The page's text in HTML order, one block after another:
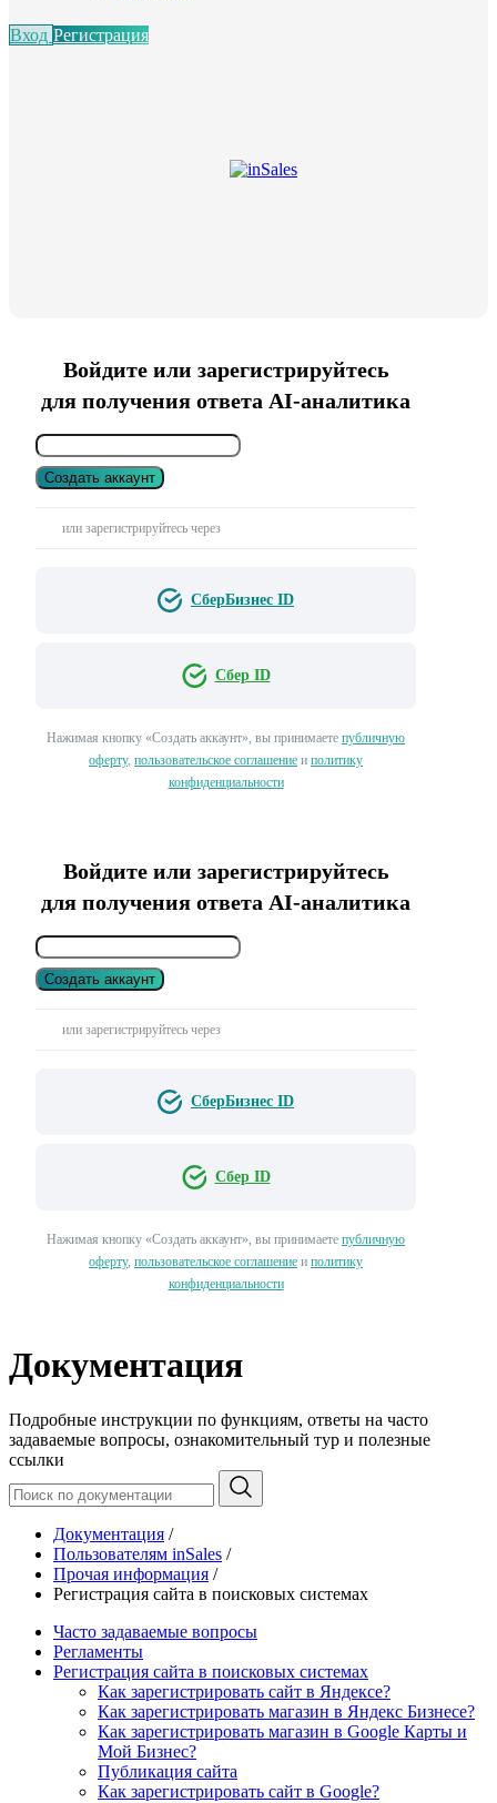
Вход Регистрация
Войдите или зарегистрируйтесь
для получения ответа AI-аналитика
Создать аккаунт
или зарегистрируйтесь через
СберБизнес ID
Сбер ID
Нажимая кнопку «Создать аккаунт», вы принимаете публичную
оферту, пользовательское соглашение и политику
конфиденциальности
Войдите или зарегистрируйтесь
для получения ответа AI-аналитика
Создать аккаунт
или зарегистрируйтесь через
СберБизнес ID
Сбер ID
Нажимая кнопку «Создать аккаунт», вы принимаете публичную
оферту, пользовательское соглашение и политику
конфиденциальности
Документация
Подробные инструкции по функциям, ответы на часто
задаваемые вопросы, ознакомительный тур и полезные
ссылки
Документация /
Пользователям inSales /
Прочая информация /
Регистрация сайта в поисковых системах
Часто задаваемые вопросы
Регламенты
Регистрация сайта в поисковых системах
Как зарегистрировать сайт в Яндексе?
Как зарегистрировать магазин в Яндекс Бизнесе?
Как зарегистрировать магазин в Google Карты и
Мой Бизнес?
Публикация сайта
Как зарегистрировать сайт в Google?